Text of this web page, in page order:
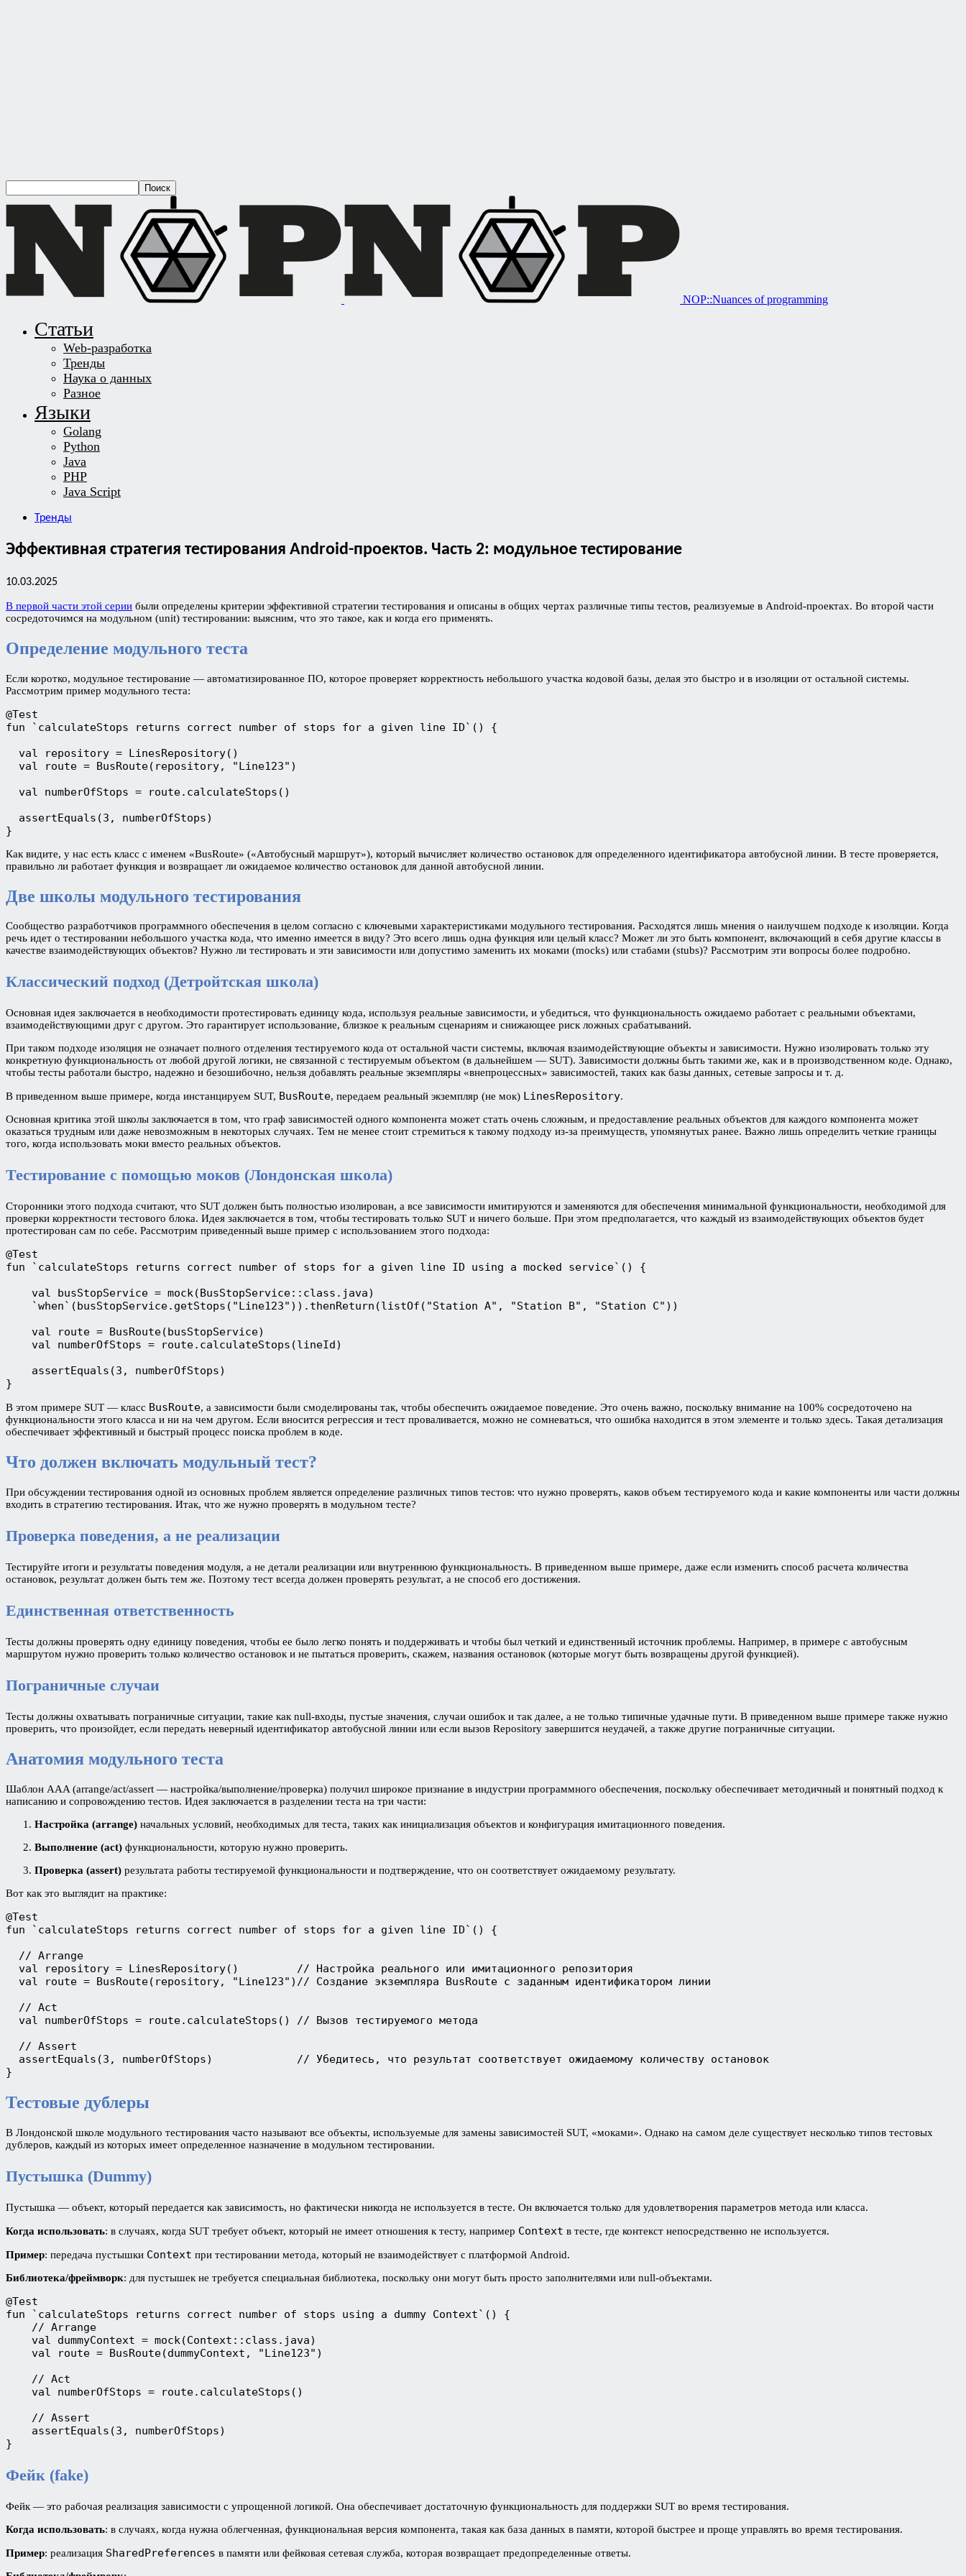
NOP::Nuances of programming
Статьи
Web-разработка
Тренды
Наука о данных
Разное
Языки
Golang
Python
Java
PHP
Java Script
Тренды
Эффективная стратегия тестирования Android-проектов. Часть 2: модульное тестирование
10.03.2025
В первой части этой серии были определены критерии эффективной стратегии тестирования и описаны в общих чертах различные типы тестов, реализуемые в Android-проектах. Во второй части
сосредоточимся на модульном (unit) тестировании: выясним, что это такое, как и когда его применять.
Определение модульного теста
Если коротко, модульное тестирование — автоматизированное ПО, которое проверяет корректность небольшого участка кодовой базы, делая это быстро и в изоляции от остальной системы.
Рассмотрим пример модульного теста:
@Test
fun `calculateStops returns correct number of stops for a given line ID`() {
  val repository = LinesRepository()
  val route = BusRoute(repository, "Line123")
  val numberOfStops = route.calculateStops()
  assertEquals(3, numberOfStops)
}
Как видите, у нас есть класс с именем «BusRoute» («Автобусный маршрут»), который вычисляет количество остановок для определенного идентификатора автобусной линии. В тесте проверяется,
правильно ли работает функция и возвращает ли ожидаемое количество остановок для данной автобусной линии.
Две школы модульного тестирования
Сообщество разработчиков программного обеспечения в целом согласно с ключевыми характеристиками модульного тестирования. Расходятся лишь мнения о наилучшем подходе к изоляции. Когда
речь идет о тестировании небольшого участка кода, что именно имеется в виду? Это всего лишь одна функция или целый класс? Может ли это быть компонент, включающий в себя другие классы в
качестве взаимодействующих объектов? Нужно ли тестировать и эти зависимости или допустимо заменить их моками (mocks) или стабами (stubs)? Рассмотрим эти вопросы более подробно.
Классический подход (Детройтская школа)
Основная идея заключается в необходимости протестировать единицу кода, используя реальные зависимости, и убедиться, что функциональность ожидаемо работает с реальными объектами,
взаимодействующими друг с другом. Это гарантирует использование, близкое к реальным сценариям и снижающее риск ложных срабатываний.
При таком подходе изоляция не означает полного отделения тестируемого кода от остальной части системы, включая взаимодействующие объекты и зависимости. Нужно изолировать только эту
конкретную функциональность от любой другой логики, не связанной с тестируемым объектом (в дальнейшем — SUT). Зависимости должны быть такими же, как и в производственном коде. Однако,
чтобы тесты работали быстро, надежно и безошибочно, нельзя добавлять реальные экземпляры «внепроцессных» зависимостей, таких как базы данных, сетевые запросы и т. д.
В приведенном выше примере, когда инстанцируем SUT, BusRoute, передаем реальный экземпляр (не мок) LinesRepository.
Основная критика этой школы заключается в том, что граф зависимостей одного компонента может стать очень сложным, и предоставление реальных объектов для каждого компонента может
оказаться трудным или даже невозможным в некоторых случаях. Тем не менее стоит стремиться к такому подходу из-за преимуществ, упомянутых ранее. Важно лишь определить четкие границы
того, когда использовать моки вместо реальных объектов.
Тестирование с помощью моков (Лондонская школа)
Сторонники этого подхода считают, что SUT должен быть полностью изолирован, а все зависимости имитируются и заменяются для обеспечения минимальной функциональности, необходимой для
проверки корректности тестового блока. Идея заключается в том, чтобы тестировать только SUT и ничего больше. При этом предполагается, что каждый из взаимодействующих объектов будет
протестирован сам по себе. Рассмотрим приведенный выше пример с использованием этого подхода:
@Test
fun `calculateStops returns correct number of stops for a given line ID using a mocked service`() {
    val busStopService = mock(BusStopService::class.java)
    `when`(busStopService.getStops("Line123")).thenReturn(listOf("Station A", "Station B", "Station C"))
    val route = BusRoute(busStopService)
    val numberOfStops = route.calculateStops(lineId)
    assertEquals(3, numberOfStops)
}
В этом примере SUT — класс BusRoute, а зависимости были смоделированы так, чтобы обеспечить ожидаемое поведение. Это очень важно, поскольку внимание на 100% сосредоточено на
функциональности этого класса и ни на чем другом. Если вносится регрессия и тест проваливается, можно не сомневаться, что ошибка находится в этом элементе и только здесь. Такая детализация
обеспечивает эффективный и быстрый процесс поиска проблем в коде.
Что должен включать модульный тест?
При обсуждении тестирования одной из основных проблем является определение различных типов тестов: что нужно проверять, каков объем тестируемого кода и какие компоненты или части должны
входить в стратегию тестирования. Итак, что же нужно проверять в модульном тесте?
Проверка поведения, а не реализации
Тестируйте итоги и результаты поведения модуля, а не детали реализации или внутреннюю функциональность. В приведенном выше примере, даже если изменить способ расчета количества
остановок, результат должен быть тем же. Поэтому тест всегда должен проверять результат, а не способ его достижения.
Единственная ответственность
Тесты должны проверять одну единицу поведения, чтобы ее было легко понять и поддерживать и чтобы был четкий и единственный источник проблемы. Например, в примере с автобусным
маршрутом нужно проверить только количество остановок и не пытаться проверить, скажем, названия остановок (которые могут быть возвращены другой функцией).
Пограничные случаи
Тесты должны охватывать пограничные ситуации, такие как null-входы, пустые значения, случаи ошибок и так далее, а не только типичные удачные пути. В приведенном выше примере также нужно
проверить, что произойдет, если передать неверный идентификатор автобусной линии или если вызов Repository завершится неудачей, а также другие пограничные ситуации.
Анатомия модульного теста
Шаблон AAA (arrange/act/assert — настройка/выполнение/проверка) получил широкое признание в индустрии программного обеспечения, поскольку обеспечивает методичный и понятный подход к
написанию и сопровождению тестов. Идея заключается в разделении теста на три части:
Настройка (arrange) начальных условий, необходимых для теста, таких как инициализация объектов и конфигурация имитационного поведения.
Выполнение (act) функциональности, которую нужно проверить.
Проверка (assert) результата работы тестируемой функциональности и подтверждение, что он соответствует ожидаемому результату.
Вот как это выглядит на практике:
@Test
fun `calculateStops returns correct number of stops for a given line ID`() {
  // Arrange
  val repository = LinesRepository()         // Настройка реального или имитационного репозитория
  val route = BusRoute(repository, "Line123")// Создание экземпляра BusRoute с заданным идентификатором линии
  // Act
  val numberOfStops = route.calculateStops() // Вызов тестируемого метода
  // Assert
  assertEquals(3, numberOfStops)             // Убедитесь, что результат соответствует ожидаемому количеству остановок
}
Тестовые дублеры
В Лондонской школе модульного тестирования часто называют все объекты, используемые для замены зависимостей SUT, «моками». Однако на самом деле существует несколько типов тестовых
дублеров, каждый из которых имеет определенное назначение в модульном тестировании.
Пустышка (Dummy)
Пустышка — объект, который передается как зависимость, но фактически никогда не используется в тесте. Он включается только для удовлетворения параметров метода или класса.
Когда использовать: в случаях, когда SUT требует объект, который не имеет отношения к тесту, например Context в тесте, где контекст непосредственно не используется.
Пример: передача пустышки Context при тестировании метода, который не взаимодействует с платформой Android.
Библиотека/фреймворк: для пустышек не требуется специальная библиотека, поскольку они могут быть просто заполнителями или null-объектами.
@Test
fun `calculateStops returns correct number of stops using a dummy Context`() {
    // Arrange
    val dummyContext = mock(Context::class.java)
    val route = BusRoute(dummyContext, "Line123")
    // Act
    val numberOfStops = route.calculateStops()
    // Assert
    assertEquals(3, numberOfStops)
}
Фейк (fake)
Фейк — это рабочая реализация зависимости с упрощенной логикой. Она обеспечивает достаточную функциональность для поддержки SUT во время тестирования.
Когда использовать: в случаях, когда нужна облегченная, функциональная версия компонента, такая как база данных в памяти, которой быстрее и проще управлять во время тестирования.
Пример: реализация SharedPreferences в памяти или фейковая сетевая служба, которая возвращает предопределенные ответы.